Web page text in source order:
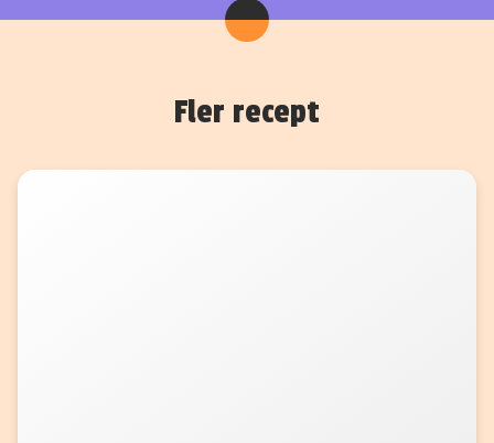
Fler recept